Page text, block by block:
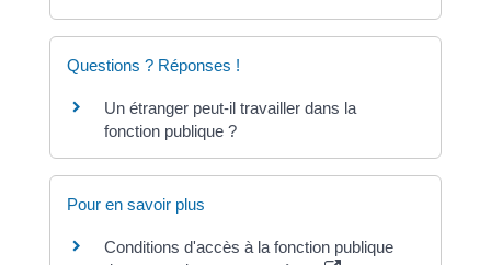
Questions ? Réponses !
Un étranger peut-il travailler dans la
fonction publique ?
Pour en savoir plus
Conditions d'accès à la fonction publique